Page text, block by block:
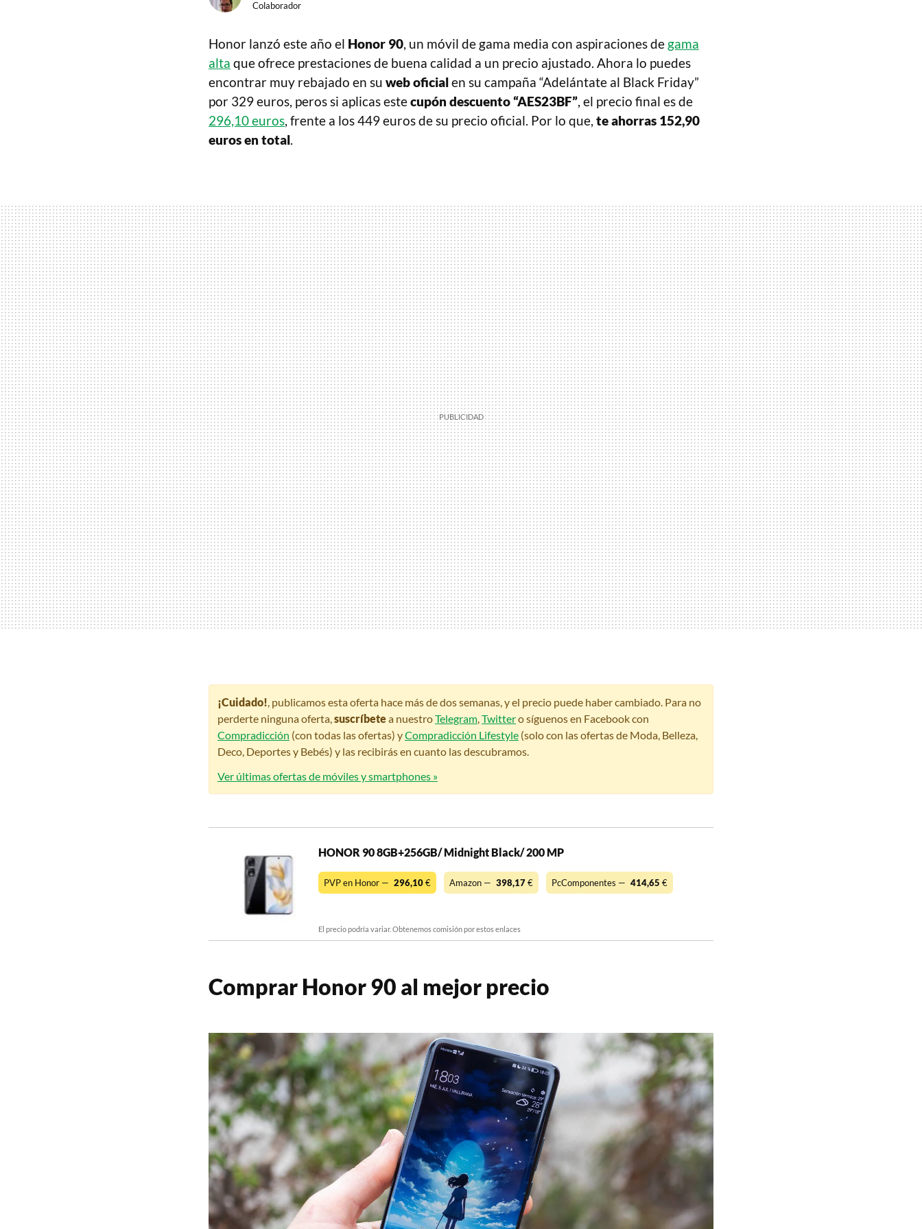
Colaborador
Honor lanzó este año el Honor 90, un móvil de gama media con aspiraciones de gama
alta que ofrece prestaciones de buena calidad a un precio ajustado. Ahora lo puedes
encontrar muy rebajado en su web oficialen su campaña “Adelántate al Black Friday”
por 329 euros, peros si aplicas estecupón descuento “AES23BF”, el precio final es de
296,10 euros, frente a los 449 euros de su precio oficial. Por lo que, te ahorras 152,90
euros en total.
¡Cuidado! , publicamos esta oferta hace más de dos semanas, y el precio puede haber cambiado. Para no
perderte ninguna oferta, suscríbetea nuestroTelegram Twittero síguenos en Facebook con
Compradicción (con todas las ofertas) yCompradicción Lifestyle (solo con las ofertas de Moda, Belleza,
Deco, Deportes y Bebés) y las recibirás en cuanto las descubramos.
Ver últimas ofertas de móviles y smartphones »
HONOR 90 8GB+256GB/ Midnight Black/ 200 MP
PVP en Honor — 296,10€ Amazon — 398,17€ PcComponentes — 414,65 €
El precio podría variar. Obtenemos comisión por estos enlaces
Comprar Honor 90 al mejor precio